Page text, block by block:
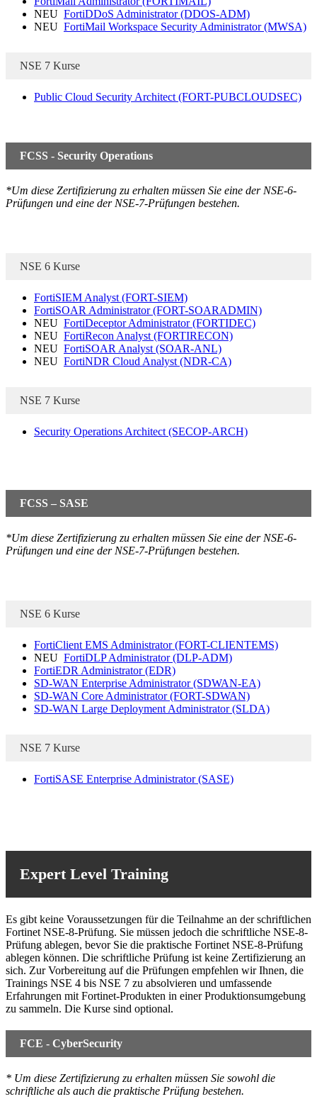
NEU FortiDDoS Administrator(DDOS-ADM)
NEU FortiMail Workspace Security Administrator(MWSA)
NSE 7 Kurse
Public Cloud Security Architect (FORT-PUBCLOUDSEC)
FCSS - Security Operations
*Um diese Zertifizierung zu erhalten müssen Sie eine der NSE-6-
Prüfungen und eine der NSE-7-Prüfungen bestehen.
NSE 6 Kurse
FortiSIEM Analyst (FORT-SIEM)
FortiSOAR Administrator(FORT-SOARADMIN)
NEU FortiDeceptor Administrator(FORTIDEC)
NEU FortiRecon Analyst (FORTIRECON)
NEU FortiSOAR Analyst (SOAR-ANL)
NEU FortiNDR Cloud Analyst (NDR-CA)
NSE 7 Kurse
Security Operations Architect (SECOP-ARCH)
FCSS – SASE
*Um diese Zertifizierung zu erhalten müssen Sie eine der NSE-6-
Prüfungen und eine der NSE-7-Prüfungen bestehen.
NSE 6 Kurse
FortiClient EMS Administrator(FORT-CLIENTEMS)
NEU FortiDLP Administrator(DLP-ADM)
FortiEDR Administrator(EDR)
SD-WAN Enterprise Administrator(SDWAN-EA)
SD-WAN Core Administrator(FORT-SDWAN)
SD-WAN Large Deployment Administrator(SLDA)
NSE 7 Kurse
FortiSASE Enterprise Administrator(SASE)
Expert Level Training
Es gibt keine Voraussetzungen für die Teilnahme an der schriftlichen
Fortinet NSE-8-Prüfung. Sie müssen jedoch die schriftliche NSE-8-
Prüfung ablegen, bevor Sie die praktische Fortinet NSE-8-Prüfung
ablegen können. Die schriftliche Prüfung ist keine Zertifizierung an
sich. Zur Vorbereitung auf die Prüfungen empfehlen wir Ihnen, die
Trainings NSE 4 bis NSE 7 zu absolvieren und umfassende
Erfahrungen mit Fortinet-Produkten in einer Produktionsumgebung
zu sammeln. Die Kurse sind optional.
FCE - CyberSecurity
* Um diese Zertifizierung zu erhalten müssen Sie sowohl die
schriftliche als auch die praktische Prüfung bestehen.